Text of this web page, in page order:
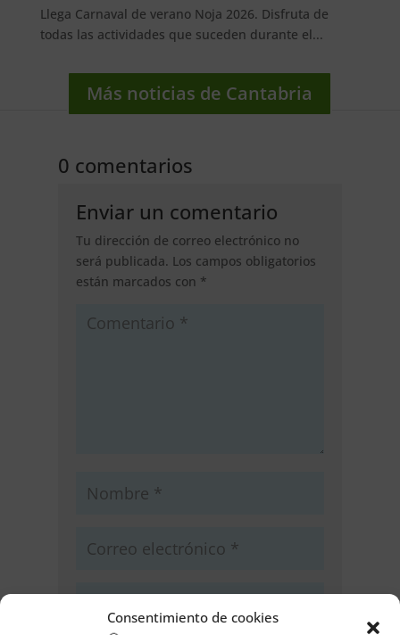
Consentimiento de cookies
Llega Carnaval de verano Noja 2026. Disfruta de
todas las actividades que suceden durante el...
Más noticias de Cantabria
0 comentarios
Enviar un comentario
Tu dirección de correo electrónico no
será publicada. Los campos obligatorios
están marcados con *